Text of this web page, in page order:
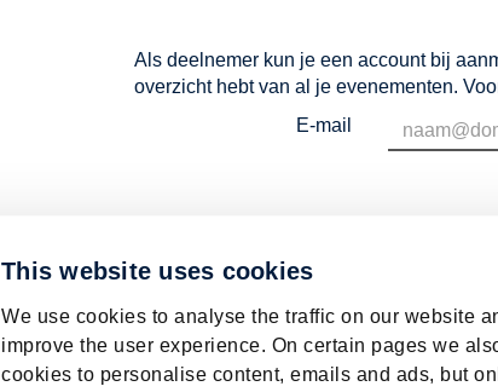
This website uses cookies
We use cookies to analyse the traffic on our website
improve the user experience. On certain pages we
cookies to personalise content, emails and ads, but
Als deelnemer kun je een account bij
overzicht hebt van al je evenementen.
E-mail